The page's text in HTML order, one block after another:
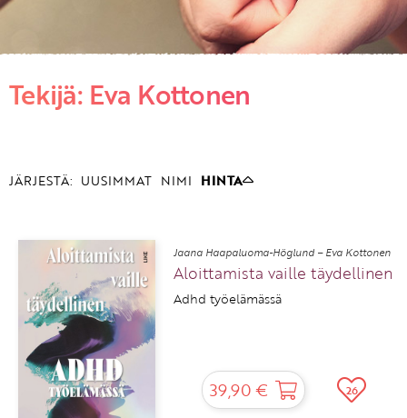
KIRJAUDU SISÄÄN
Etkö ole vielä asiakkaamme?
Tekijä: Eva Kottonen
JÄRJESTÄ: UUSIMMAT NIMI HINTA
Jaana Haapaluoma-Höglund – Eva Kottonen
Aloittamista vaille täydellinen
Adhd työelämässä
39,90 € 26